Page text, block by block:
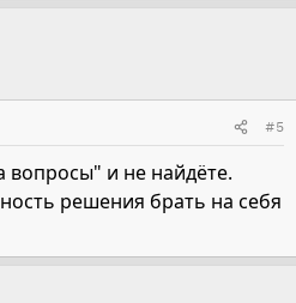
#5
вопросы" и не найдёте.
решения брать на себя